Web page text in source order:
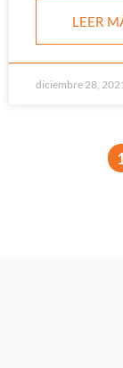
LEER
diciembre 28,